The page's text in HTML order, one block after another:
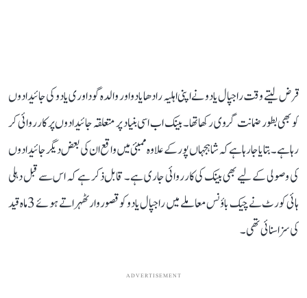
قرض لیتے وقت راجپال یادو نے اپنی اہلیہ رادھا یادو اور والدہ گوداوری یادو کی جائیدادوں
کو بھی بطور ضمانت گروی رکھا تھا۔ بینک اب اسی بنیاد پر متعلقہ جائیدادوں پر کارروائی کر
رہا ہے۔ بتایا جا رہا ہے کہ شاہجہاں پور کے علاوہ ممبئی میں واقع ان کی بعض دیگر جائیدادوں
کی وصولی کے لیے بھی بینک کی کارروائی جاری ہے۔ قابل ذکر ہے کہ اس سے قبل دہلی
ہائی کورٹ نے چیک باؤنس معاملے میں راجپال یادو کو قصوروار ٹھہراتے ہوئے 3 ماہ قید
کی سزا سنائی تھی۔
ADVERTISEMENT